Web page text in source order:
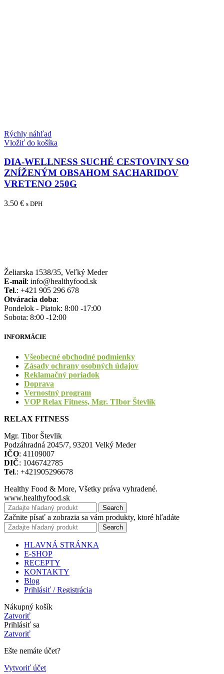
Rýchly náhľad
Vložiť do košíka
DIA-WELLNESS SUCHÉ CESTOVINY SO
ZNÍŽENÝM OBSAHOM SACHARIDOV
VRETENO 250G
3.50 € s DPH
Želiarska 1538/35, Veľký Meder
E-mail: info@healthyfood.sk
Tel.: +421 905 296 678
Otváracia doba:
Pondelok - Piatok: 8:00 -17:00
Sobota: 8:00 -12:00
INFORMÁCIE
Všeobecné obchodné podmienky
Zásady ochrany osobných údajov
Reklamačný poriadok
Doprava
Vernostný program
VOP Relax Fitness, Mgr. TIbor Števlík
RELAX FITNESS
Mgr. Tibor Števlik
Podzáhradná 2045/7, 93201 Velký Meder
IČO: 41109007
DIČ: 1046742785
Tel.: +421905296678
Healthy Food & More, Všetky práva vyhradené.
www.healthyfood.sk
Search
Začnite písať a zobrazia sa vám produkty, ktoré hľadáte
Search
HLAVNÁ STRÁNKA
E-SHOP
RECEPTY
KONTAKTY
Blog
Prihlásiť / Registrácia
Nákupný košík
Zatvoriť
Prihlásiť sa
Zatvoriť
Ešte nemáte účet?
Vytvoriť účet